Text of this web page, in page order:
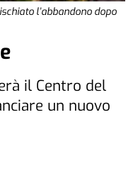
l’abbandono dopo
il Centro del
un nuovo